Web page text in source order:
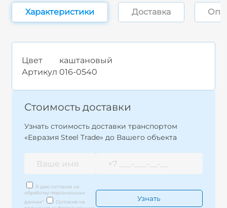
Характеристики Доставка
Цвет
каштановый
Артикул 016-0540
Стоимость доставки
Узнать стоимость доставки транспортом
«Евразия Steel Trade» до Вашего объекта
Я даю согласие на
обработку персональных
данных*
Согласие на